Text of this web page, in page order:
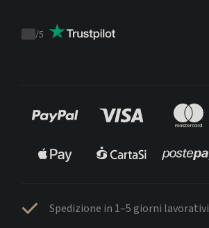
Trustpilot
/5
Spedizione in 1–5 giorni lavorativi